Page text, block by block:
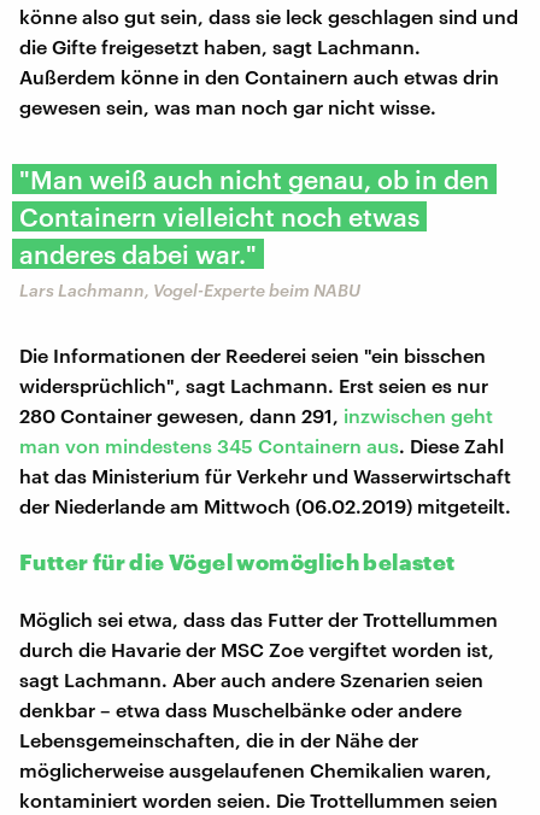
könne also gut sein, dass sie leck geschlagen sind und
die Gifte freigesetzt haben, sagt Lachmann.
Außerdem könne in den Containern auch etwas drin
gewesen sein, was man noch gar nicht wisse.
"Man weiß auch nicht genau, ob in den
Containern vielleicht noch etwas
anderes dabei war."
Lars Lachmann, Vogel-Experte beim NABU
Die Informationen der Reederei seien "ein bisschen
widersprüchlich", sagt Lachmann. Erst seien es nur
280 Container gewesen, dann 291, inzwischen geht
man von mindestens 345 Containern aus. Diese Zahl
hat das Ministerium für Verkehr und Wasserwirtschaft
der Niederlande am Mittwoch (06.02.2019) mitgeteilt.
Futter für die Vögel womöglich belastet
Möglich sei etwa, dass das Futter der Trottellummen
durch die Havarie der MSC Zoe vergiftet worden ist,
sagt Lachmann. Aber auch andere Szenarien seien
denkbar – etwa dass Muschelbänke oder andere
Lebensgemeinschaften, die in der Nähe der
möglicherweise ausgelaufenen Chemikalien waren,
kontaminiert worden seien. Die Trottellummen seien